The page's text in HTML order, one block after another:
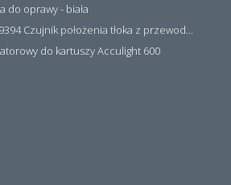
do oprawy - biała
do kartuszy Acculight 600